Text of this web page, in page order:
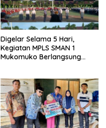
Digelar Selama 5 Hari,
Kegiatan MPLS SMAN 1
Mukomuko Berlangsung